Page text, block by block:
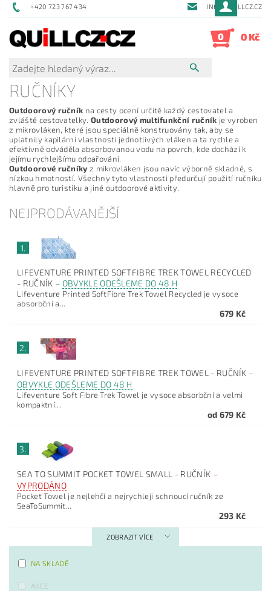
+420 723 767 434 INFO@QUILLCZ.CZ
0 0 Kč
RUČNÍKY
Outdoorový ručník na cesty ocení určitě každý cestovatel a
zvláště cestovatelky.Outdoorový multifunkční ručník je vyroben
z mikrovláken, které jsou speciálně konstruovány tak, aby se
uplatnily kapilární vlastnosti jednotlivých vláken a ta rychle a
efektivně odváděla absorbovanou vodu na povrch, kde dochází k
jejímu rychlejšímu odpařování.
Outdoorové ručníky z mikrovláken jsou navíc výborně skladné, s
nízkou hmotností. Všechny tyto vlastnosti předurčují použití ručníku
hlavně pro turistiku a jiné outdoorové aktivity.
NEJPRODÁVANĚJŠÍ
1.
LIFEVENTURE PRINTED SOFTFIBRE TREK TOWEL RECYCLED
- RUČNÍK – OBVYKLE ODEŠLEME DO 48 H
Lifeventure Printed SoftFibre Trek Towel Recycled je vysoce
absorbční a...
679 Kč
2.
LIFEVENTURE PRINTED SOFTFIBRE TREK TOWEL - RUČNÍK –
OBVYKLE ODEŠLEME DO 48 H
Lifeventure Soft Fibre Trek Towel je vysoce absorbční a velmi
kompaktní...
od 679 Kč
3.
SEA TO SUMMIT POCKET TOWEL SMALL - RUČNÍK –
VYPRODÁNO
Pocket Towel je nejlehčí a nejrychleji schnoucí ručník ze
SeaToSummit...
293 Kč
ZOBRAZIT VÍCE
NA SKLADĚ
AKCE